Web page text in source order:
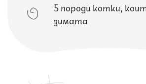
5 породи котки,
зимата